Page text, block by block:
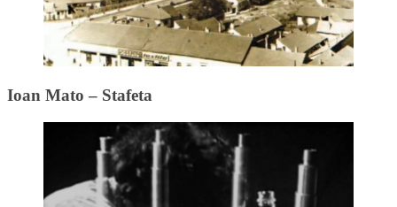
Ioan Mato – Stafeta